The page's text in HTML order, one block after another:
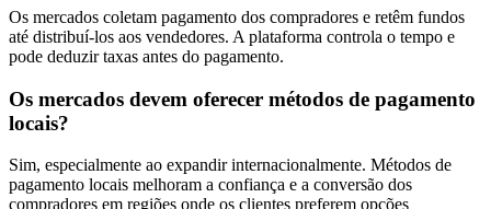
Os mercados coletam pagamento dos compradores e retêm fundos
até distribuí-los aos vendedores. A plataforma controla o tempo e
pode deduzir taxas antes do pagamento.
Os mercados devem oferecer métodos de pagamento
locais?
Sim, especialmente ao expandir internacionalmente. Métodos de
pagamento locais melhoram a confiança e a conversão dos
compradores em regiões onde os clientes preferem opções